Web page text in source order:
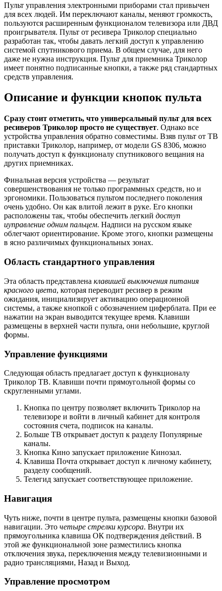
Пульт управления электронными приборами стал привычен
для всех людей. Им переключают каналы, меняют громкость,
пользуются расширенным функционалом телевизора или ДВД
проигрывателя. Пульт от ресивера Триколор специально
разработан так, чтобы давать легкий доступ к управлению
системой спутникового приема. В общем случае, для него
даже не нужна инструкция. Пульт для приемника Триколор
имеет понятно подписанные кнопки, а также ряд стандартных
средств управления.
Описание и функции кнопок пульта
Сразу стоит отметить, что универсальный пульт для всех
ресиверов Триколор просто не существует. Однако все
устройства управления обратно совместимы. Взяв пульт от ТВ
приставки Триколор, например, от модели GS 8306, можно
получать доступ к функционалу спутникового вещания на
других приемниках.
Финальная версия устройства — результат
совершенствования не только программных средств, но и
эргономики. Пользоваться пультом последнего поколения
очень удобно. Он как влитой лежит в руке. Его кнопки
расположены так, чтобы обеспечить легкий доступ
иуправление одним пальцем. Надписи на русском языке
облегчают ориентирование. Кроме этого, кнопки размещены
в ясно различимых функциональных зонах.
Область стандартного управления
Эта область представлена клавишей выключения питания
красного цвета, которая переводит ресивер в режим
ожидания, инициализирует активацию операционной
системы, а также кнопкой с обозначением циферблата. При ее
нажатии на экран выводится текущее время. Клавиши
размещены в верхней части пульта, они небольшие, круглой
формы.
Управление функциями
Следующая область предлагает доступ к функционалу
Триколор ТВ. Клавиши почти прямоугольной формы со
скругленными углами.
Кнопка по центру позволяет включить Триколор на
телевизоре и войти в личный кабинет для контроля
состояния счета, подписок на каналы.
Больше ТВ открывает доступ к разделу Популярные
каналы.
Кнопка Кино запускает приложение Кинозал.
Клавиша Почта открывает доступ к личному кабинету,
разделу сообщений.
Телегид запускает соответствующее приложение.
Навигация
Чуть ниже, почти в центре пульта, размещены кнопки базовой
навигации. Это четыре стрелки курсора. Внутри их
прямоугольника клавиша ОК подтверждения действий. В
этой же функциональной зоне разместились кнопка
отключения звука, переключения между телевизионными и
радио трансляциями, Назад и Выход.
Управление просмотром